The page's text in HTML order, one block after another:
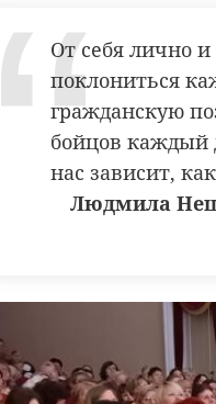
От себя лично и
поклониться
гражданскую
бойцов
нас зависит,
Людмила
Чтобы увидеть
освещения. Свет от
столб.